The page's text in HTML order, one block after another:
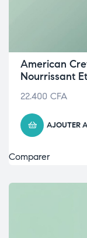
American
Nourrissant
22.400 CFA
AJOUTER
Comparer